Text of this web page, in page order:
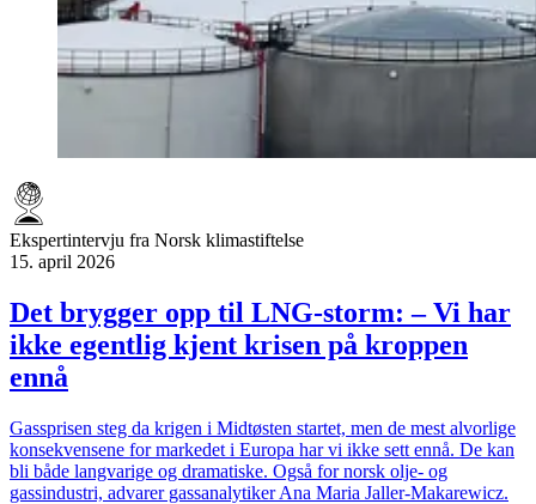
Ekspert­intervju fra Norsk klimastiftelse
15. april 2026
Det brygger opp til LNG-storm: – Vi har
ikke egentlig kjent krisen på kroppen
ennå
Gassprisen steg da krigen i Midtøsten startet, men de mest alvorlige
konsekvensene for markedet i Europa har vi ikke sett ennå. De kan
bli både langvarige og dramatiske. Også for norsk olje- og
gassindustri, advarer gassanalytiker Ana Maria Jaller-Makarewicz.